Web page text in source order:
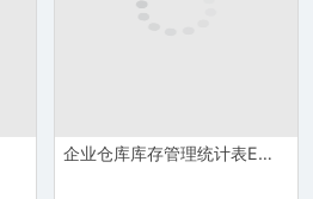
企业仓库库存管理统计表Excel模板